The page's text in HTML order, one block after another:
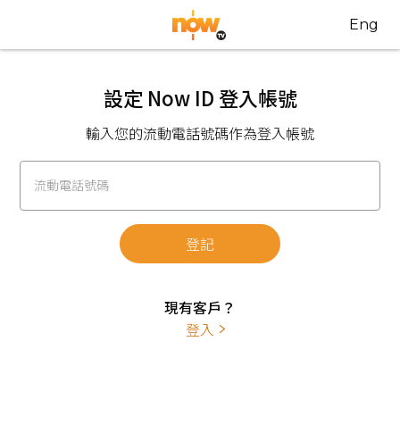
Eng
設定 Now ID 登入帳號
輸入您的流動電話號碼作為登入帳號
流動電話號碼
登記
現有客戶？
登入